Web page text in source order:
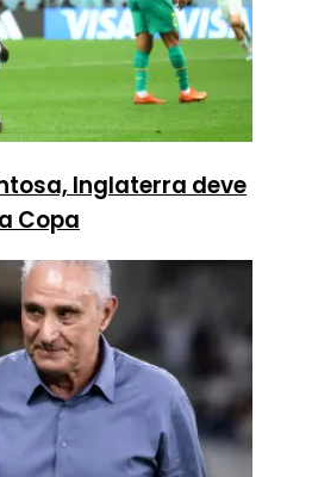
Inglaterra deve
Copa